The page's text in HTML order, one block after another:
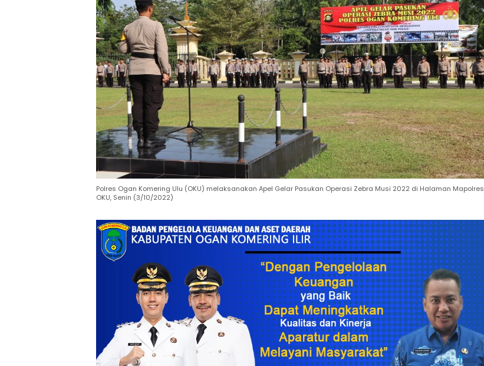
Polres Ogan Komering Ulu (OKU) melaksanakan Apel Gelar Pasukan Operasi Zebra Musi 2022 di Halaman Mapolres
OKU, Senin (3/10/2022)